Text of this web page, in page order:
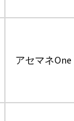
アセマネOne